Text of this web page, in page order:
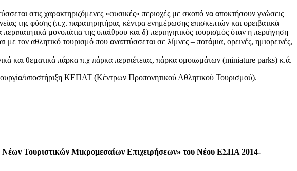
στις χαρακτηριζόμενες «φυσικές» περιοχές με σκοπό να αποκτήσουν γνώσεις
της φύσης (π.χ. παρατηρητήρια, κέντρα ενημέρωσης επισκεπτών και ορειβατικά
μονοπάτια της υπαίθρου και δ) περιηγητικός τουρισμός όταν η περιήγηση
τον αθλητικό τουρισμό που αναπτύσσεται σε λίμνες – ποτάμια, ορεινές, ημιορεινές,
και θεματικά πάρκα π.χ πάρκα περιπέτειας, πάρκα ομοιωμάτων (miniature parks) κ.ά.
υποστήριξη ΚΕΠΑΤ (Κέντρων Προπονητικού Αθλητικού Τουρισμού).
Νέων Τουριστικών Μικρομεσαίων Επιχειρήσεων» του Νέου ΕΣΠΑ 2014-